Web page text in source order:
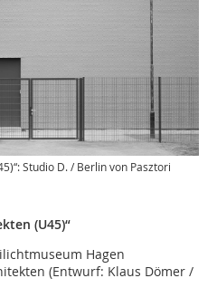
Studio D. / Berlin von Pasztori
(U45)“
Hagen
(Entwurf: Klaus Dömer /